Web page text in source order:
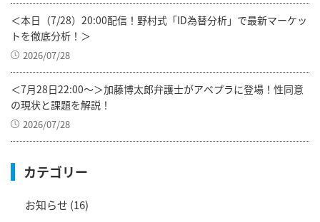
＜本日（7/28）20:00配信！野村式「ID為替分析」で最新マーケッ
トを徹底分析！＞
2026/07/28
＜7月28日22:00～＞加藤博太郎弁護士がアベプラに登場！性同意
の現状と課題を解説！
2026/07/28
カテゴリー
お知らせ (16)